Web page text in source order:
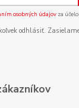
osobných údajov za
odhlásiť.